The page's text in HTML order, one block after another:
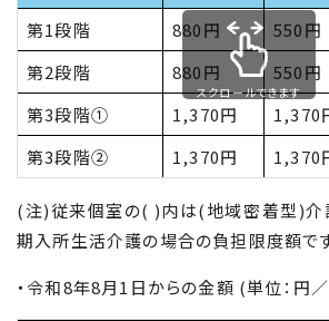
第1段階 880円 550円
第2段階
880円 550円
第3段階①
1,370円 1,370
第3段階②
1,370円 1,370
スクロールできます
(注)従来個室の( )内は(地域密着型)介
期入所生活介護の場合の負担限度額です
・令和8年8月1日からの金額 (単位：円